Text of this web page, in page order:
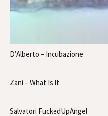
D’Alberto – Incubazione
Zani – What Is It
Salvatori FuckedUpAngel